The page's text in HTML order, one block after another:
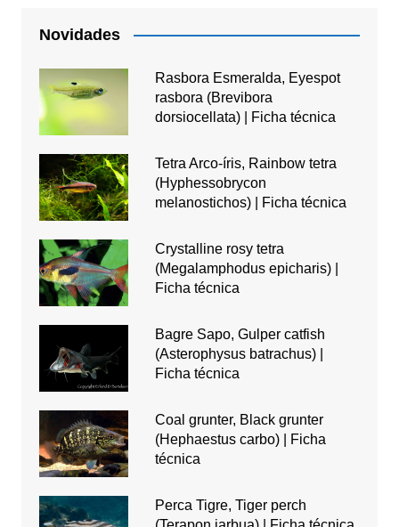
Novidades
Rasbora Esmeralda, Eyespot
rasbora (Brevibora
dorsiocellata) | Ficha técnica
Tetra Arco-íris, Rainbow tetra
(Hyphessobrycon
melanostichos) | Ficha técnica
Crystalline rosy tetra
(Megalamphodus epicharis) |
Ficha técnica
Bagre Sapo, Gulper catfish
(Asterophysus batrachus) |
Ficha técnica
Coal grunter, Black grunter
(Hephaestus carbo) | Ficha
técnica
Perca Tigre, Tiger perch